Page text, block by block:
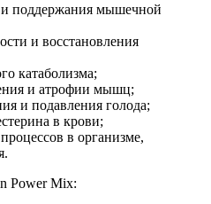
и поддержания мышечной
и восстановления
катаболизма;
и атрофии мышц;
и подавления голода;
в крови;
в организме,
Power Mix: